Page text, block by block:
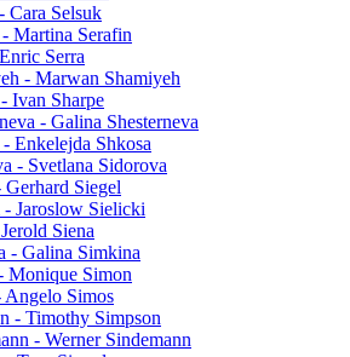
Cara Selsuk
Martina Serafin
Serra
- Marwan Shamiyeh
Ivan Sharpe
- Galina Shesterneva
- Enkelejda Shkosa
- Svetlana Sidorova
Gerhard Siegel
Jaroslow Sielicki
Siena
- Galina Simkina
Monique Simon
Angelo Simos
- Timothy Simpson
- Werner Sindemann